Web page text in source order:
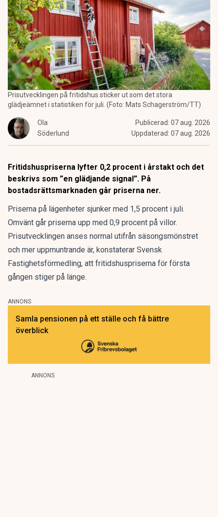
Prisutvecklingen på fritidshus sticker ut som det stora
glädjeämnet i statistiken för juli. (Foto: Mats Schagerström/TT)
Ola
Söderlund
Publicerad: 07 aug. 2026
Uppdaterad: 07 aug. 2026
Fritidshuspriserna lyfter 0,2 procent i årstakt och det
beskrivs som ”en glädjande signal”. På
bostadsrättsmarknaden går priserna ner.
Priserna på lägenheter sjunker med 1,5 procent i juli.
Omvänt går priserna upp med 0,9 procent på villor.
Prisutvecklingen anses normal utifrån säsongsmönstret
och mer uppmuntrande är, konstaterar Svensk
Fastighetsförmedling, att fritidshuspriserna för första
gången stiger på länge.
ANNONS
Samla pensionen på ett ställe och få bättre
överblick
ANNONS